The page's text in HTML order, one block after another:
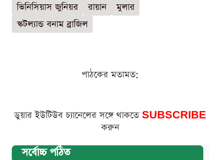
ভিনিসিয়াস জুনিয়র
রায়ান
মুলার
স্কটল্যান্ড বনাম ব্রাজিল
পাঠকের মতামত:
ডুয়ার ইউটিউব চ্যানেলের সঙ্গে থাকতে SUBSCRIBE
করুন
সর্বোচ্চ পঠিত